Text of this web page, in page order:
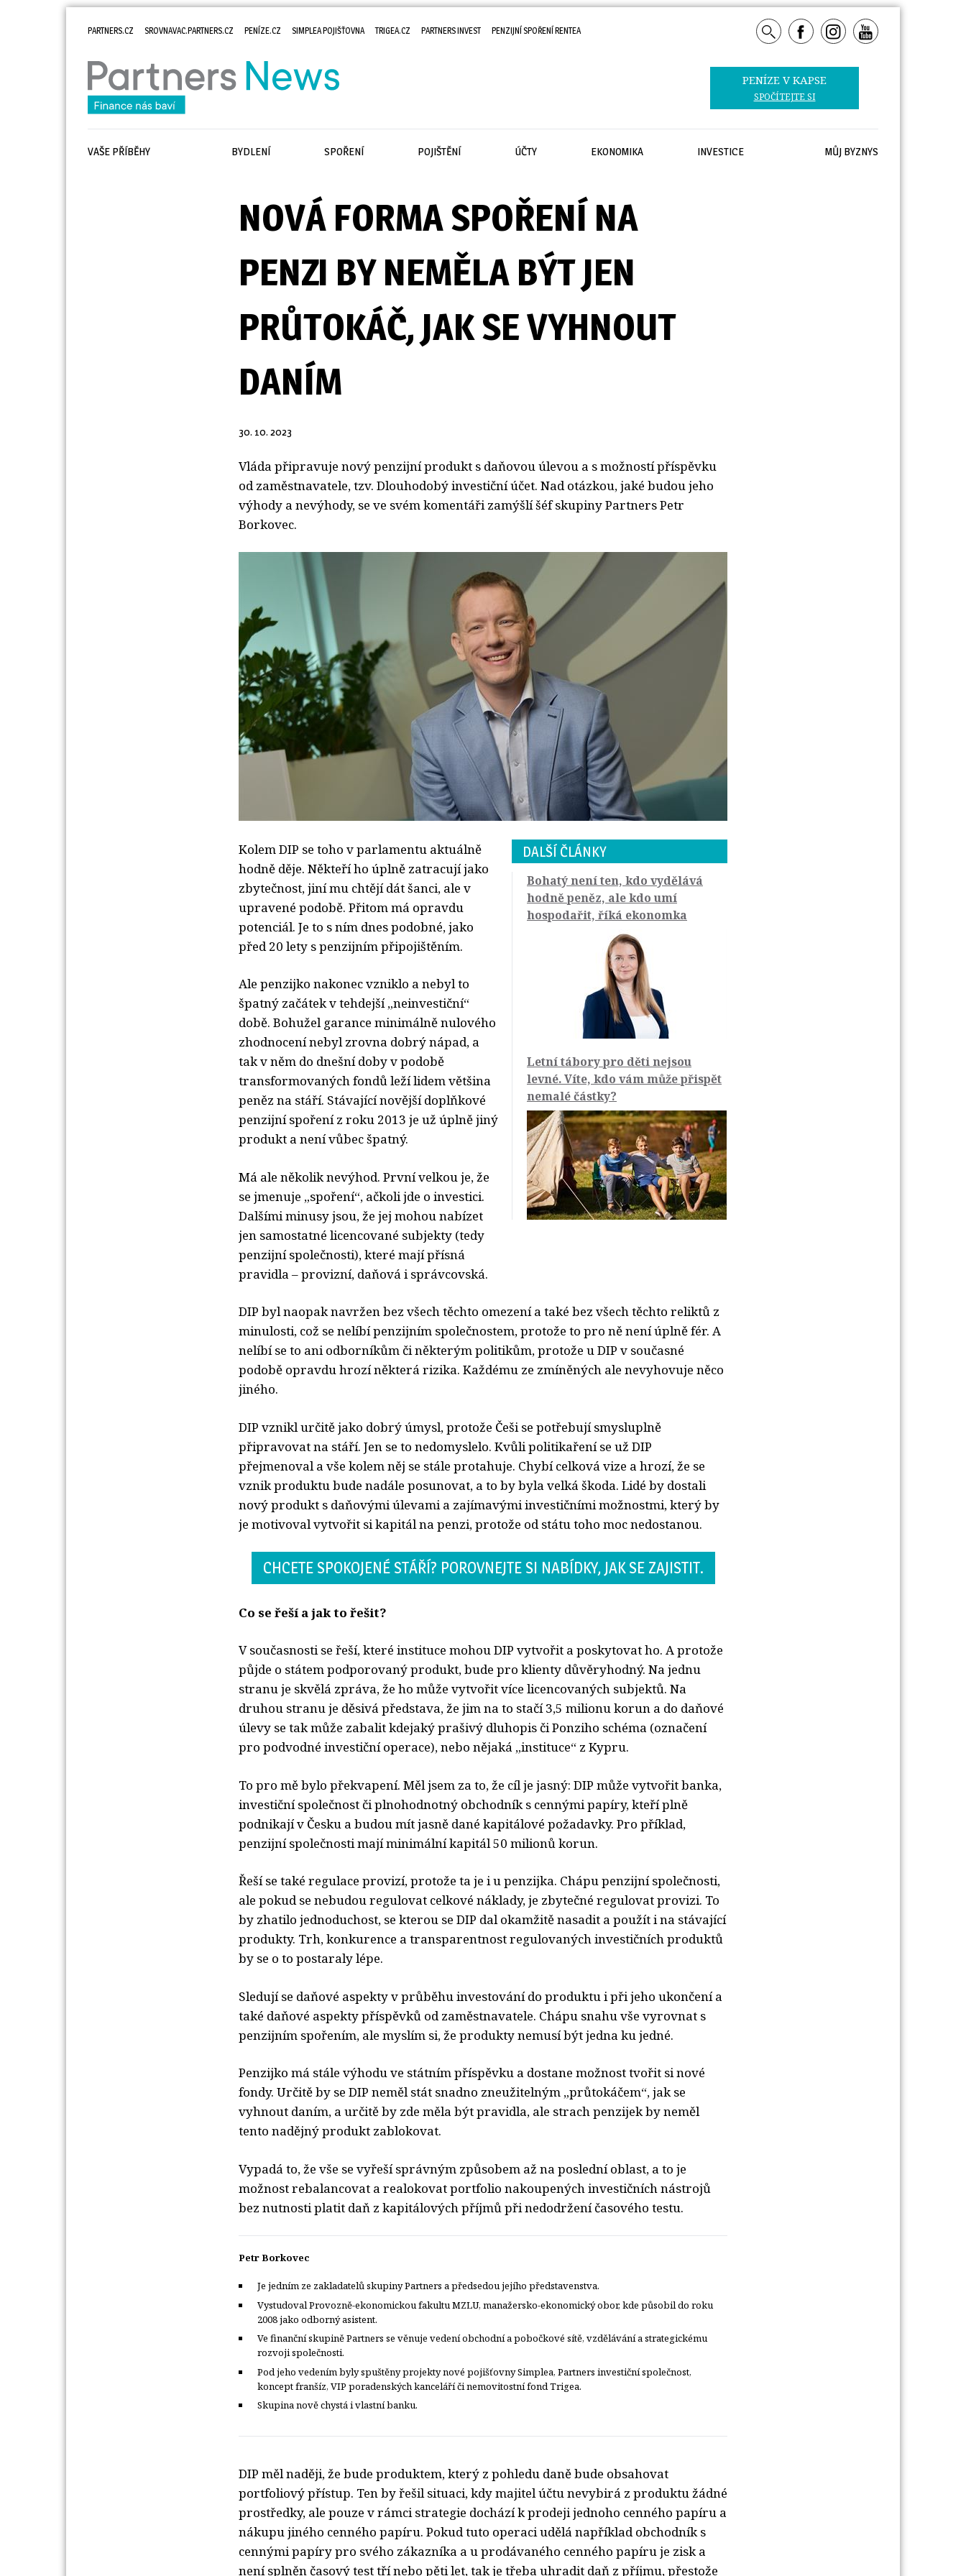
NOVÁ FORMA SPOŘENÍ NA
PENZI BY NEMĚLA BÝT JEN
PRŮTOKÁČ, JAK SE VYHNOUT
DANÍM
30. 10. 2023
Vláda připravuje nový penzijní produkt s daňovou úlevou a s možností příspěvku
od zaměstnavatele, tzv. Dlouhodobý investiční účet. Nad otázkou, jaké budou jeho
výhody a nevýhody, se ve svém komentáři zamýšlí šéf skupiny Partners Petr
Borkovec.
DALŠÍ ČLÁNKY
Bohatý není ten, kdo vydělává
hodně peněz, ale kdo umí
hospodařit, říká ekonomka
Letní tábory pro děti nejsou
levné. Víte, kdo vám může přispět
nemalé částky?
Kolem DIP se toho v parlamentu aktuálně
hodně děje. Někteří ho úplně zatracují jako
zbytečnost, jiní mu chtějí dát šanci, ale v
upravené podobě. Přitom má opravdu
potenciál. Je to s ním dnes podobné, jako
před 20 lety s penzijním připojištěním.
Ale penzijko nakonec vzniklo a nebyl to
špatný začátek v tehdejší „neinvestiční“
době. Bohužel garance minimálně nulového
zhodnocení nebyl zrovna dobrý nápad, a
tak v něm do dnešní doby v podobě
transformovaných fondů leží lidem většina
peněz na stáří. Stávající novější doplňkové
penzijní spoření z roku 2013 je už úplně jiný
produkt a není vůbec špatný.
Má ale několik nevýhod. První velkou je, že
se jmenuje „spoření“, ačkoli jde o investici.
Dalšími minusy jsou, že jej mohou nabízet
jen samostatné licencované subjekty (tedy
penzijní společnosti), které mají přísná
pravidla – provizní, daňová i správcovská.
DIP byl naopak navržen bez všech těchto omezení a také bez všech těchto reliktů z
minulosti, což se nelíbí penzijním společnostem, protože to pro ně není úplně fér. A
nelíbí se to ani odborníkům či některým politikům, protože u DIP v současné
podobě opravdu hrozí některá rizika. Každému ze zmíněných ale nevyhovuje něco
jiného.
DIP vznikl určitě jako dobrý úmysl, protože Češi se potřebují smysluplně
připravovat na stáří. Jen se to nedomyslelo. Kvůli politikaření se už DIP
přejmenoval a vše kolem něj se stále protahuje. Chybí celková vize a hrozí, že se
vznik produktu bude nadále posunovat, a to by byla velká škoda. Lidé by dostali
nový produkt s daňovými úlevami a zajímavými investičními možnostmi, který by
je motivoval vytvořit si kapitál na penzi, protože od státu toho moc nedostanou.
CHCETE SPOKOJENÉ STÁŘÍ? POROVNEJTE SI NABÍDKY, JAK SE ZAJISTIT.
Co se řeší a jak to řešit?
V současnosti se řeší, které instituce mohou DIP vytvořit a poskytovat ho. A protože
půjde o státem podporovaný produkt, bude pro klienty důvěryhodný. Na jednu
stranu je skvělá zpráva, že ho může vytvořit více licencovaných subjektů. Na
druhou stranu je děsivá představa, že jim na to stačí 3,5 milionu korun a do daňové
úlevy se tak může zabalit kdejaký prašivý dluhopis či Ponziho schéma (označení
pro podvodné investiční operace), nebo nějaká „instituce“ z Kypru.
To pro mě bylo překvapení. Měl jsem za to, že cíl je jasný: DIP může vytvořit banka,
investiční společnost či plnohodnotný obchodník s cennými papíry, kteří plně
podnikají v Česku a budou mít jasně dané kapitálové požadavky. Pro příklad,
penzijní společnosti mají minimální kapitál 50 milionů korun.
Řeší se také regulace provizí, protože ta je i u penzijka. Chápu penzijní společnosti,
ale pokud se nebudou regulovat celkové náklady, je zbytečné regulovat provizi. To
by zhatilo jednoduchost, se kterou se DIP dal okamžitě nasadit a použít i na stávající
produkty. Trh, konkurence a transparentnost regulovaných investičních produktů
by se o to postaraly lépe.
Sledují se daňové aspekty v průběhu investování do produktu i při jeho ukončení a
také daňové aspekty příspěvků od zaměstnavatele. Chápu snahu vše vyrovnat s
penzijním spořením, ale myslím si, že produkty nemusí být jedna ku jedné.
Penzijko má stále výhodu ve státním příspěvku a dostane možnost tvořit si nové
fondy. Určitě by se DIP neměl stát snadno zneužitelným „průtokáčem“, jak se
vyhnout daním, a určitě by zde měla být pravidla, ale strach penzijek by neměl
tento nadějný produkt zablokovat.
Vypadá to, že vše se vyřeší správným způsobem až na poslední oblast, a to je
možnost rebalancovat a realokovat portfolio nakoupených investičních nástrojů
bez nutnosti platit daň z kapitálových příjmů při nedodržení časového testu.
Petr Borkovec
Je jedním ze zakladatelů skupiny Partners a předsedou jejího představenstva.
Vystudoval Provozně-ekonomickou fakultu MZLU, manažersko-ekonomický obor, kde působil do roku
2008 jako odborný asistent.
Ve finanční skupině Partners se věnuje vedení obchodní a pobočkové sítě, vzdělávání a strategickému
rozvoji společnosti.
Pod jeho vedením byly spuštěny projekty nové pojišťovny Simplea, Partners investiční společnost,
koncept franšíz, VIP poradenských kanceláří či nemovitostní fond Trigea.
Skupina nově chystá i vlastní banku.
DIP měl naději, že bude produktem, který z pohledu daně bude obsahovat
portfoliový přístup. Ten by řešil situaci, kdy majitel účtu nevybirá z produktu žádné
prostředky, ale pouze v rámci strategie dochází k prodeji jednoho cenného papíru a
nákupu jiného cenného papíru. Pokud tuto operaci udělá například obchodník s
cennými papíry pro svého zákazníka a u prodávaného cenného papíru je zisk a
není splněn časový test tří nebo pěti let, tak je třeba uhradit daň z příjmu, přestože
PARTNERS.CZ SROVNAVAC.PARTNERS.CZ PENÍZE.CZ SIMPLEA POJIŠŤOVNA TRIGEA.CZ PARTNERS INVEST PENZIJNÍ SPOŘENÍ RENTEA
PENÍZE V KAPSE
SPOČÍTEJTE SI
VAŠE PŘÍBĚHY BYDLENÍ SPOŘENÍ POJIŠTĚNÍ ÚČTY EKONOMIKA INVESTICE MŮJ BYZNYS